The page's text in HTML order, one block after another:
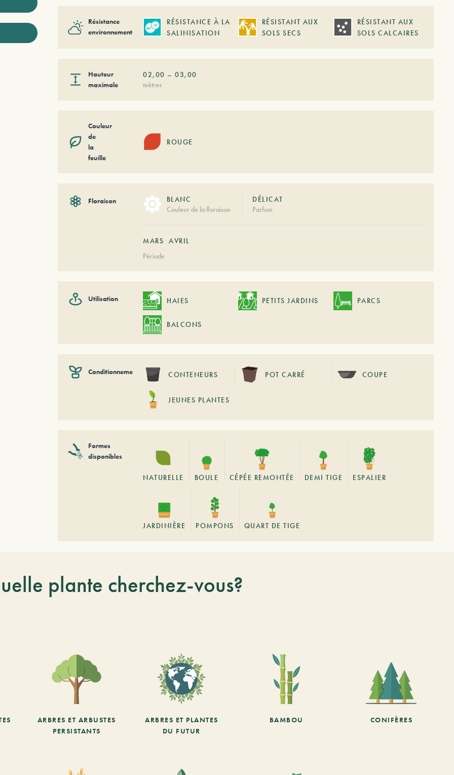
Résistance
environnementale
RÉSISTANCE À LA
SALINISATION
RÉSISTANT AUX
SOLS SECS
RÉSISTANT AUX
SOLS CALCAIRES
Hauteur
maximale
02,00 –03,00
mètres
Couleur
de
la
feuille
ROUGE
Floraison
BLANC
Couleur de la floraison
DÉLICAT
Parfum
MARS
AVRIL
Période
Utilisation HAIES PETITS JARDINS PARCS
BALCONS
Conditionnement CONTENEURS POT CARRÉ COUPE
JEUNES PLANTES
Formes
disponibles
NATURELLE BOULE CÉPÉE REMONTÉE DEMI TIGE ESPALIER
JARDINIÈRE POMPONS QUART DE TIGE
plante cherchez-vous?
ARBRES ET ARBUSTES
PERSISTANTS
ARBRES ET PLANTES
DU FUTUR
BAMBOU CONIFÈRES